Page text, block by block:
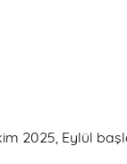
2025, Eylül